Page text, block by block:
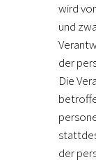
wird
und
der
Die
der